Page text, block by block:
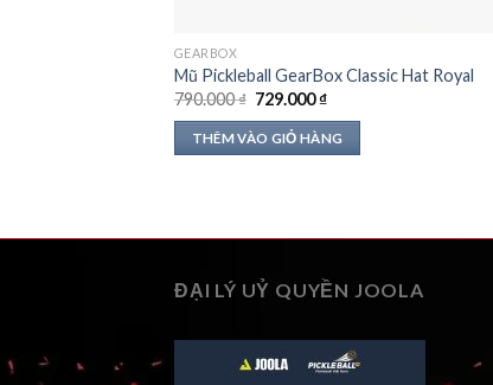
GEARBOX
Mũ Pickleball GearBox Classic Hat Royal
790.000₫ Giá
là:
790.000 ₫.
729.000₫Giá
tại
là:
THÊM VÀO GIỎ HÀNG
ĐẠI LÝ UỶ QUYỀN JOOLA